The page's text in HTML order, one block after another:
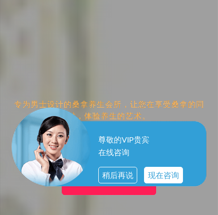
尊敬的VIP贵宾
在线咨询
稍后再说 现在咨询
南通桑拿养生会所是您放松身心、提升生活质量的理想
选择。
桑拿养生，让您的生活
更精彩。